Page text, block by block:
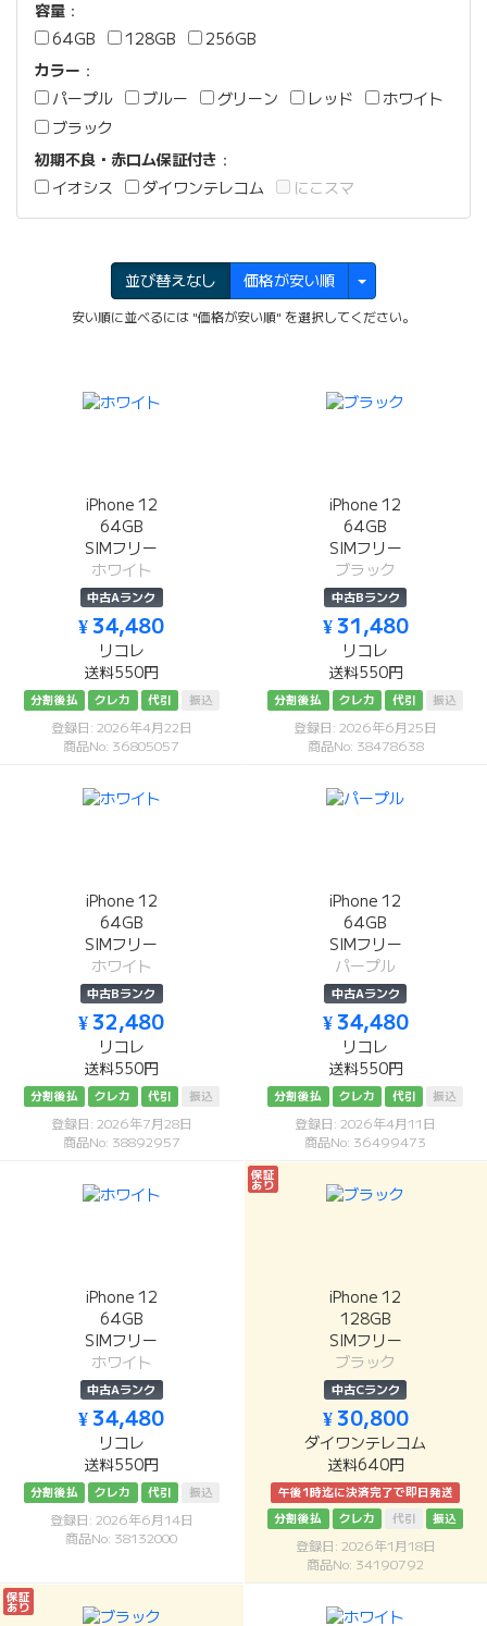
容量 ：
64GB
128GB
256GB
カラー ：
パープル
ブルー グリーン レッド
ホワイト
ブラック
初期不良・赤ロム保証付き ：
イオシス
ダイワンテレコム にこスマ
並び替えなし 価格が安い順
安い順に並べるには "価格が安い順" を選択してください。
iPhone 12
64GB
SIMフリー
ホワイト
中古Aランク
¥ 34,480
リコレ
送料550円
分割後払 クレカ 代引 振込
登録日: 2026年4月22日
商品No: 36805057
iPhone 12
64GB
SIMフリー
ブラック
中古Bランク
¥ 31,480
リコレ
送料550円
分割後払 クレカ 代引 振込
登録日: 2026年6月25日
商品No: 38478638
iPhone 12
64GB
SIMフリー
ホワイト
中古Bランク
¥ 32,480
リコレ
送料550円
分割後払 クレカ 代引 振込
登録日: 2026年7月28日
商品No: 38892957
iPhone 12
64GB
SIMフリー
パープル
中古Aランク
¥ 34,480
リコレ
送料550円
分割後払 クレカ 代引 振込
登録日: 2026年4月11日
商品No: 36499473
iPhone 12
64GB
SIMフリー
ホワイト
中古Aランク
¥ 34,480
リコレ
送料550円
分割後払 クレカ 代引 振込
登録日: 2026年6月14日
商品No: 38132000
保証
あり
iPhone 12
128GB
SIMフリー
ブラック
中古Cランク
¥ 30,800
ダイワンテレコム
送料640円
午後1時迄に決済完了で即日発送
分割後払
クレカ 代引 振込
登録日: 2026年1月18日
商品No: 34190792
保証
あり